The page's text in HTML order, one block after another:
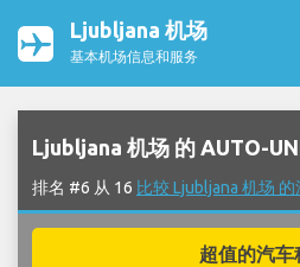
Ljubljana 机场
基本机场信息和服务
Ljubljana 机场 的 AUTO-
排名 #6 从 16 比较 Ljubljana 机场
超值的汽车